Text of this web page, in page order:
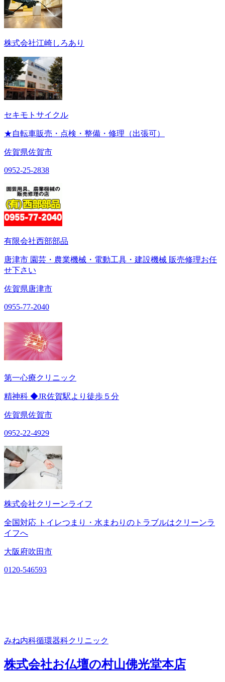
株式会社江崎しろあり
セキモトサイクル
★自転車販売・点検・整備・修理（出張可）
佐賀県佐賀市
0952-25-2838
有限会社西部部品
唐津市 園芸・農業機械・電動工具・建設機械 販売修理お任
せ下さい
佐賀県唐津市
0955-77-2040
第一心療クリニック
精神科 ◆JR佐賀駅より徒歩５分
佐賀県佐賀市
0952-22-4929
株式会社クリーンライフ
全国対応 トイレつまり・水まわりのトラブルはクリーンラ
イフへ
大阪府吹田市
0120-546593
みね内科循環器科クリニック
株式会社お仏壇の村山佛光堂本店